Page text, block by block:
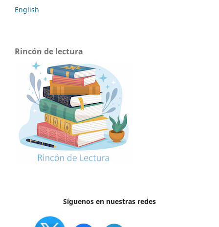
English
Rincón de lectura
Síguenos en nuestras redes